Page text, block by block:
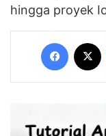
hingga proyek
Facebook